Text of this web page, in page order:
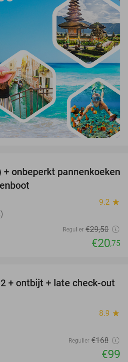
30%
+ onbeperkt pannenkoeken
9.2 star
Regulier €29,50
€20,75
41%
+ ontbijt + late check-out
8.9 star
Regulier €168
€99